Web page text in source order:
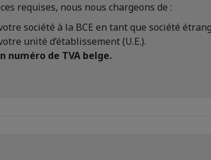
requises, nous nous chargeons de :
société à la BCE en tant que société
unité d’établissement (U.E.).
numéro de TVA belge.